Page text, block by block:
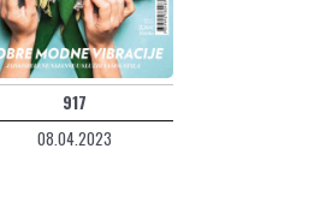
917
08.04.2023